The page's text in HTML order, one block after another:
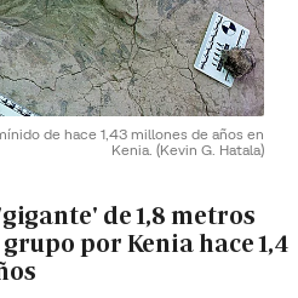
de hace 1,43 millones de años en
Kenia. (Kevin G. Hatala)
de 1,8 metros
por Kenia hace 1,4